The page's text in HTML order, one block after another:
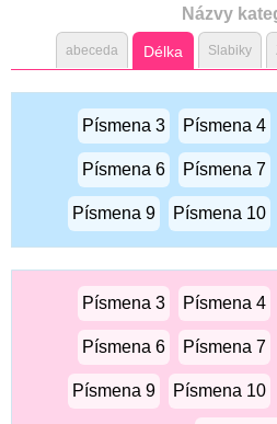
Názvy
abeceda Délka Slabiky
Písmena 3 Písmena 4
Písmena 6 Písmena 7
Písmena 9 Písmena 10
Písmena 3 Písmena 4
Písmena 6 Písmena 7
Písmena 9 Písmena 10